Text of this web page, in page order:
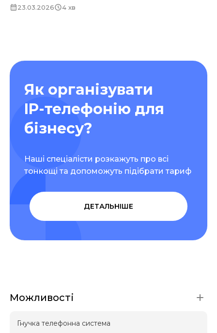
23.03.2026 4 хв
Як організувати
IP-телефонію для
бізнесу?
Наші спеціалісти розкажуть про всі
тонкощі та допоможуть підібрати тариф
ДЕТАЛЬНІШЕ
Можливості
Гнучка телефонна система